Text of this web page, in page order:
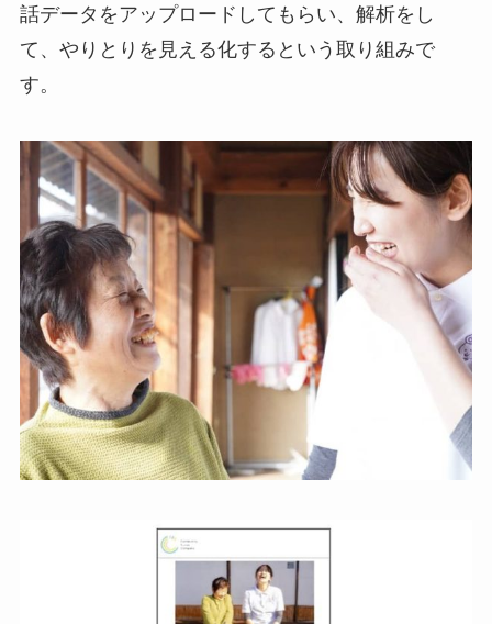
話データをアップロードしてもらい、解析をし
て、やりとりを見える化するという取り組みで
す。